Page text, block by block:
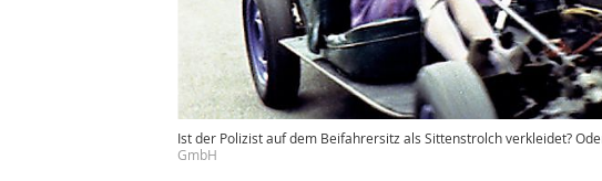
Ist der Polizist auf dem Beifahrersitz als Sittenstrolch verkleidet?
GmbH